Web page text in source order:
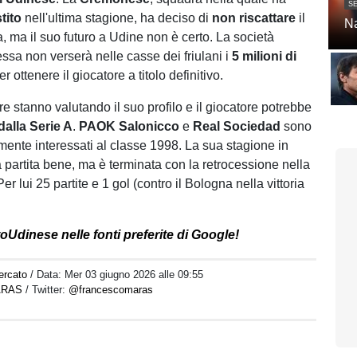
nell'ultima stagione, ha deciso di non riscattare il
ma il suo futuro a Udine non è certo. La società
non verserà nelle casse dei friulani i 5 milioni di
ottenere il giocatore a titolo definitivo.
stanno valutando il suo profilo e il giocatore potrebbe
Serie A. PAOK Salonicco e Real Sociedad sono
interessati al classe 1998. La sua stagione in
partita bene, ma è terminata con la retrocessione nella
lui 25 partite e 1 gol (contro il Bologna nella vittoria
nelle fonti preferite di Google!
/ Data: Mer 03 giugno 2026 alle 09:55
/ Twitter: @francescomaras